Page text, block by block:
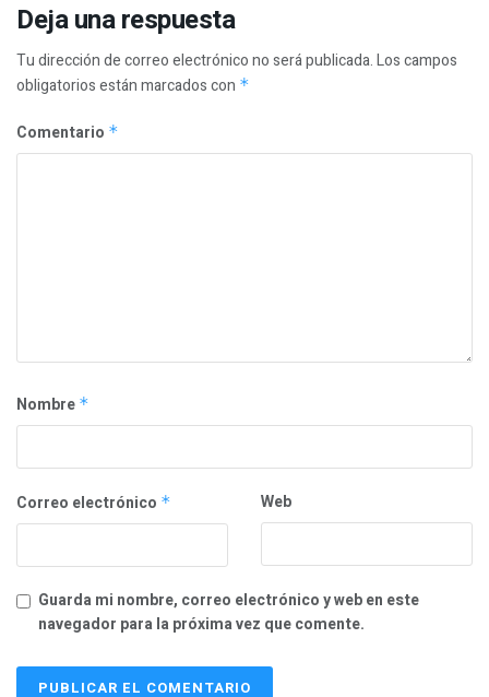
Deja una respuesta
Tu dirección de correo electrónico no será publicada.Los campos
obligatorios están marcados con *
Comentario *
Nombre *
Correo electrónico * Web
Guarda mi nombre, correo electrónico y web en este
navegador para la próxima vez que comente.